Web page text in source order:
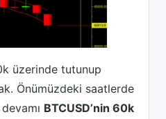
üzerinde tutunup
Önümüzdeki saatlerde
BTCUSD’nin 60k